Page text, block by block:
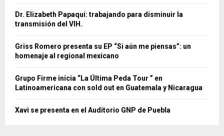
Dr. Elizabeth Papaqui: trabajando para disminuir la
transmisión del VIH.
Griss Romero presenta su EP “Si aún me piensas”: un
homenaje al regional mexicano
Grupo Firme inicia “La Última Peda Tour ” en
Latinoamericana con sold out en Guatemala y Nicaragua
Xavi se presenta en el Auditorio GNP de Puebla